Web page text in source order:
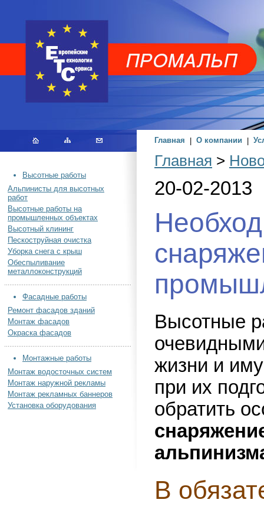
Главная О компании
Высотные работы
Альпинисты для высотных
работ
Высотные работы на
промышленных объектах
Высотный клининг
Пескоструйная очистка
Уборка снега с крыш
Обеспыливание
металлоконструкций
Фасадные работы
Ремонт фасадов зданий
Монтаж фасадов
Окраска фасадов
Монтажные работы
Монтаж водосточных систем
Монтаж наружной рекламы
Монтаж рекламных баннеров
Установка оборудования
Главная >
20-02-2013
Высотные
жизни и
при их
обратить
В